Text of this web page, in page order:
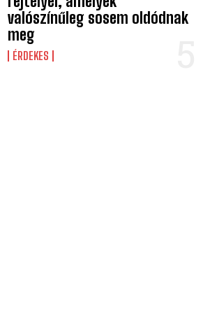
valószínűleg sosem oldódnak
meg
ÉRDEKES